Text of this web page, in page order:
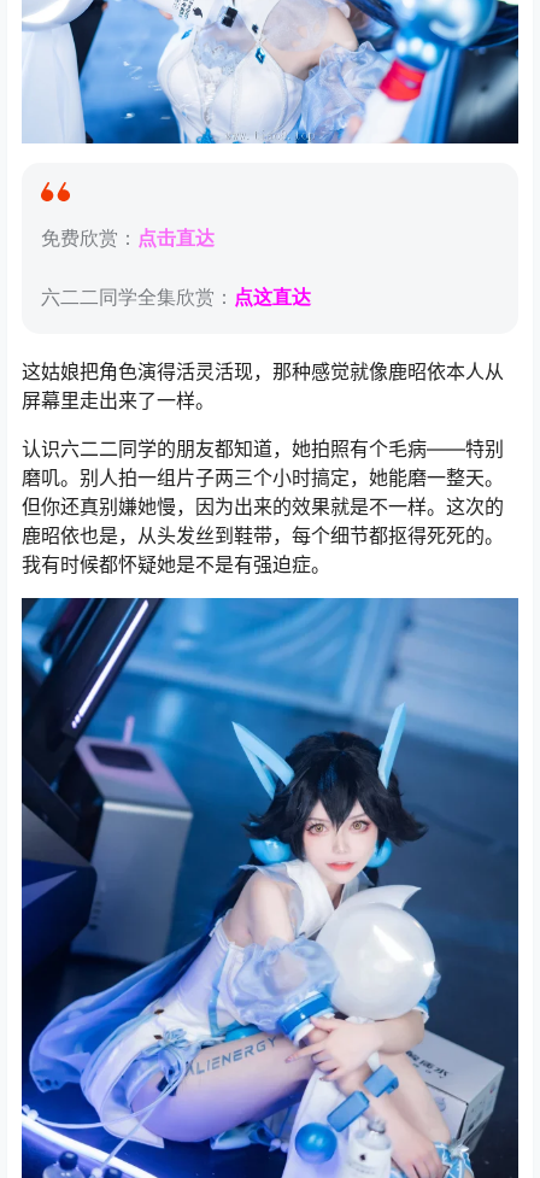
免费欣赏： 点击直达
六二二同学全集欣赏： 点这直达
这姑娘把角色演得活灵活现，那种感觉就像鹿昭依本人从
屏幕里走出来了一样。
认识六二二同学的朋友都知道，她拍照有个毛病——特别
磨叽。别人拍一组片子两三个小时搞定，她能磨一整天。
但你还真别嫌她慢，因为出来的效果就是不一样。这次的
鹿昭依也是，从头发丝到鞋带，每个细节都抠得死死的。
我有时候都怀疑她是不是有强迫症。